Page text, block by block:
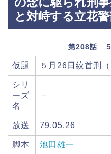
と対峙する立花警
第208話 ５
仮題 ５月26日絞首刑
シリ
ーズ
名
－
放送 79.05.26
脚本 池田雄一